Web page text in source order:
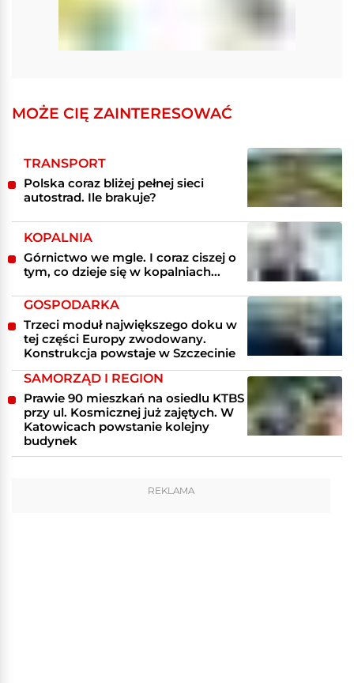
MOŻE CIĘ ZAINTERESOWAĆ
TRANSPORT
Polska coraz bliżej pełnej sieci
autostrad. Ile brakuje?
KOPALNIA
Górnictwo we mgle. I coraz ciszej o
tym, co dzieje się w kopalniach...
GOSPODARKA
Trzeci moduł największego doku w
tej części Europy zwodowany.
Konstrukcja powstaje w Szczecinie
SAMORZĄD I REGION
Prawie 90 mieszkań na osiedlu KTBS
przy ul. Kosmicznej już zajętych. W
Katowicach powstanie kolejny
budynek
REKLAMA